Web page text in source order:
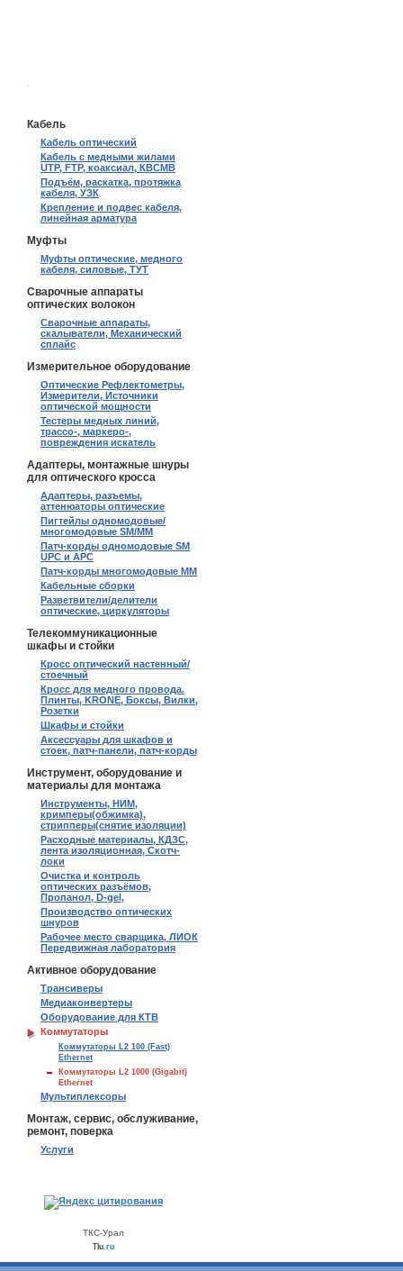
.
Кабель
Кабель оптический
Кабель с медными жилами
UTP, FTP, коаксиал, КВСМВ
Подъём, раскатка, протяжка
кабеля, УЗК
Крепление и подвес кабеля,
линейная арматура
Муфты
Муфты оптические, медного
кабеля, силовые, ТУТ
Сварочные аппараты
оптических волокон
Сварочные аппараты,
скалыватели, Механический
сплайс
Измерительное оборудование
Оптические Рефлектометры,
Измерители, Источники
оптической мощности
Тестеры медных линий,
трассо-, маркеро-,
повреждения искатель
Адаптеры, монтажные шнуры
для оптического кросса
Адаптеры, разъемы,
аттенюаторы оптические
Пигтейлы одномодовые/
многомодовые SM/MM
Патч-корды одномодовые SM
UPC и APC
Патч-корды многомодовые MM
Кабельные сборки
Разветвители/делители
оптические, циркуляторы
Телекоммуникационные
шкафы и стойки
Кросс оптический настенный/
стоечный
Кросс для медного провода.
Плинты, KRONE, Боксы, Вилки,
Розетки
Шкафы и стойки
Аксессуары для шкафов и
стоек, патч-панели, патч-корды
Инструмент, оборудование и
материалы для монтажа
Инструменты, НИМ,
кримперы(обжимка),
стрипперы(снятие изоляции)
Расходные материалы, КДЗС,
лента изоляционная, Скотч-
локи
Очистка и контроль
оптических разъёмов,
Пропанол, D-gel,
Производство оптических
шнуров
Рабочее место сварщика, ЛИОК
Передвижная лаборатория
Активное оборудование
Трансиверы
Медиаконвертеры
Оборудование для КТВ
Коммутаторы
Коммутаторы L2 100 (Fast)
Ethernet
Коммутаторы L2 1000 (Gigabit)
Ethernet
Мультиплексоры
Монтаж, сервис, обслуживание,
ремонт, поверка
Услуги
ТКС-Урал
Tiu.ru